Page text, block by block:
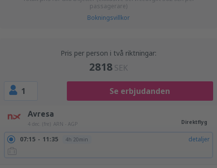
passagerare)
Bokningsvillkor
Pris per person i två riktningar:
2818 SEK
1 Se erbjudanden
Avresa
4 dec. (fre) ARN - AGP Direktflyg
07:15 11:35 4h 20min detaljer